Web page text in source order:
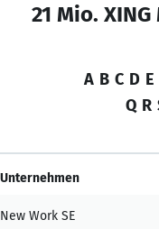
21 Mio.
A B C D E
Q R
Unternehmen
New Work SE